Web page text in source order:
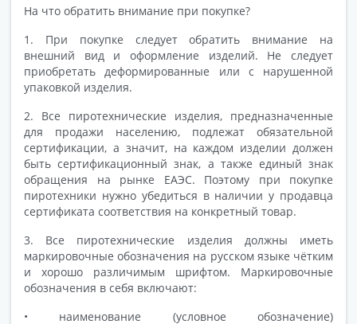
На что обратить внимание при покупке?
1. При покупке следует обратить внимание на
внешний вид и оформление изделий. Не следует
приобретать деформированные или с нарушенной
упаковкой изделия.
2. Все пиротехнические изделия, предназначенные
для продажи населению, подлежат обязательной
сертификации, а значит, на каждом изделии должен
быть сертификационный знак, а также единый знак
обращения на рынке ЕАЭС. Поэтому при покупке
пиротехники нужно убедиться в наличии у продавца
сертификата соответствия на конкретный товар.
3. Все пиротехнические изделия должны иметь
маркировочные обозначения на русском языке чётким
и хорошо различимым шрифтом. Маркировочные
обозначения в себя включают:
• наименование (условное обозначение)